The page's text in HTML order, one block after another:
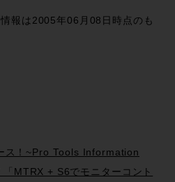
報は2005年06月08日時点のも
ス！~Pro Tools Information
MTRX + S6でモニターコント